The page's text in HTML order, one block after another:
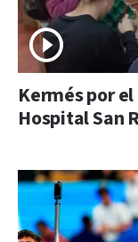
Kermés por
Hospital San